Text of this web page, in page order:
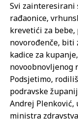
Svi zainteresirani
rađaonice,
krevetići za bebe,
novorođenče, biti
kadice za
novoobnovljenog
Podsjetimo,
podravske
Andrej Plenković,
ministra